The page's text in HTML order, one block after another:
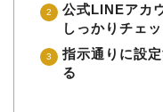
公式LINEアカ
しっかりチェ
指示通りに設
る